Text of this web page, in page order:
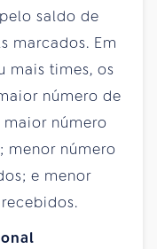
saldo de
marcados. Em
mais times, os
número de
número
menor número
e menor